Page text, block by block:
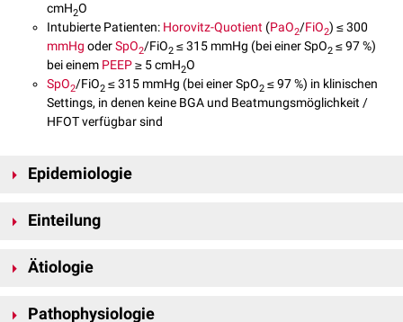
cmH2O
Intubierte Patienten: Horovitz-Quotient (PaO2/FiO2) ≤ 300
mmHg oderSpO2/FiO2 ≤ 315 mmHg (bei einer SpO2 ≤ 97 %)
bei einem PEEP≥ 5 cmH2O
SpO2/FiO2 ≤ 315 mmHg (bei einer SpO2 ≤ 97 %) in klinischen
Settings, in denen keine BGA und Beatmungsmöglichkeit /
HFOT verfügbar sind
Epidemiologie
auf.
4][5]
Einteilung
abhängig vom Ausmaß der
wird auch alsAcute Lung Injury
Ätiologie
oder auch durch eine direkte Lungenschädigung entstehen.
Pathophysiologie